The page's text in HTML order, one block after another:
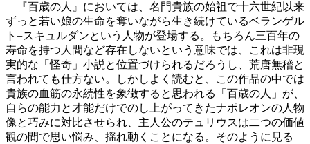
『百歳の人』においては、名門貴族の始祖で十六世紀以来
ずっと若い娘の生命を奪いながら生き続けているベランゲル
ト=スキュルダンという人物が登場する。もちろん三百年の
寿命を持つ人間など存在しないという意味では、これは非現
実的な「怪奇」小説と位置づけられるだろうし、荒唐無稽と
言われても仕方ない。しかしよく読むと、この作品の中では
貴族の血筋の永続性を象徴すると思われる「百歳の人」が、
自らの能力と才能だけでのし上がってきたナポレオンの人物
像と巧みに対比させられ、主人公のテュリウスは二つの価値
観の間で思い悩み、揺れ動くことになる。そのように見る